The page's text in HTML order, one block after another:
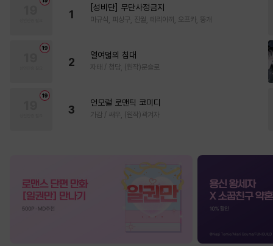
1
[성비단] 무단사정금지
마규식, 피상구, 진월, 테리야끼, 오프카, 뚱개
2
열여덟의 침대
자태 / 청담, (원작)문슬로
3
언모럴 로맨틱 코미디
가감 / 쌔우, (원작)곽겨자